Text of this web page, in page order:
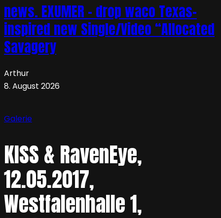
news. EXUMER – drop waco Texas-
inspired new Single/Video “Allocated
Savagery
Arthur
8. August 2026
Galerie
KISS & RavenEye,
12.05.2017,
Westfalenhalle 1,